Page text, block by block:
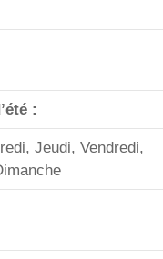
:
Jeudi, Vendredi,